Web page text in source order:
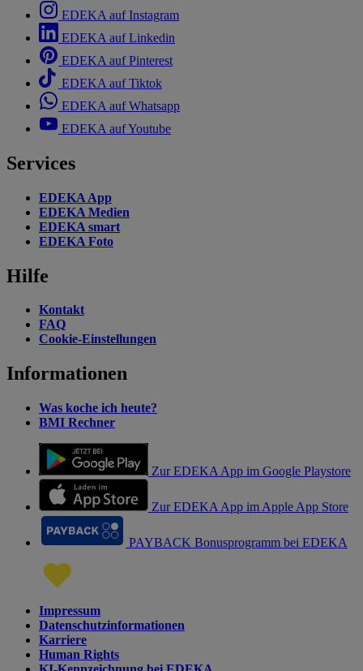
EDEKA auf Instagram
EDEKA auf Linkedin
EDEKA auf Pinterest
EDEKA auf Tiktok
EDEKA auf Whatsapp
EDEKA auf Youtube
Services
EDEKA App
EDEKA Medien
EDEKA smart
EDEKA Foto
Hilfe
Kontakt
FAQ
Cookie-Einstellungen
Informationen
Was koche ich heute?
BMI Rechner
Zur EDEKA App im Google Playstore
Zur EDEKA App im Apple App Store
PAYBACK Bonusprogramm bei EDEKA
Impressum
Datenschutzinformationen
Karriere
Human Rights